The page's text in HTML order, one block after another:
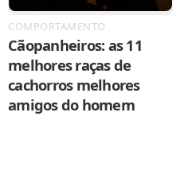
COMPORTAMENTO
Cãopanheiros: as 11
melhores raças de
cachorros melhores
amigos do homem